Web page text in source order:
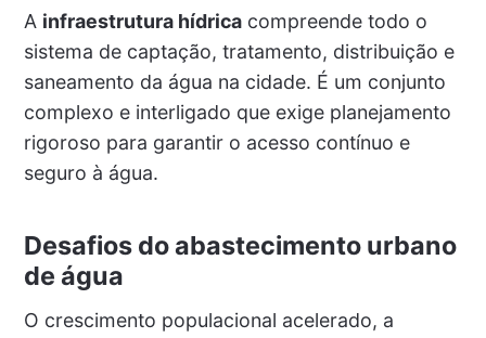
A infraestrutura hídricacompreende todo o
sistema de captação, tratamento, distribuição e
saneamento da água na cidade. É um conjunto
complexo e interligado que exige planejamento
rigoroso para garantir o acesso contínuo e
seguro à água.
Desafios do abastecimento urbano
de água
O crescimento populacional acelerado, a